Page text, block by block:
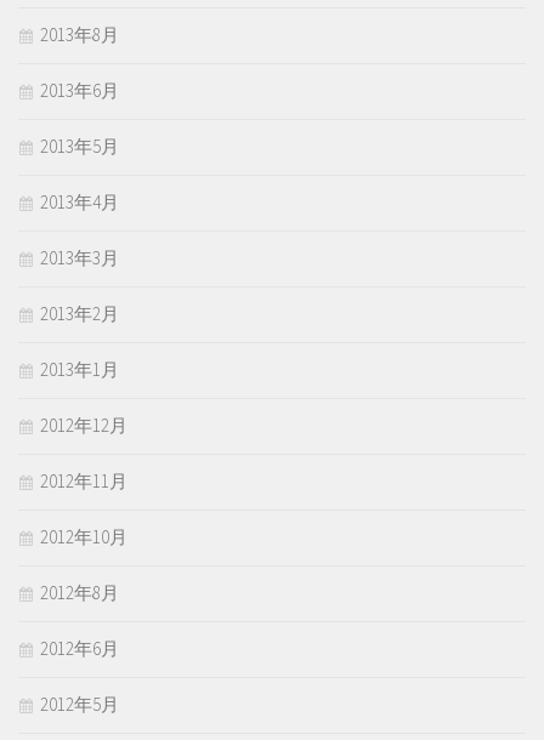
2013年8月
2013年6月
2013年5月
2013年4月
2013年3月
2013年2月
2013年1月
2012年12月
2012年11月
2012年10月
2012年8月
2012年6月
2012年5月